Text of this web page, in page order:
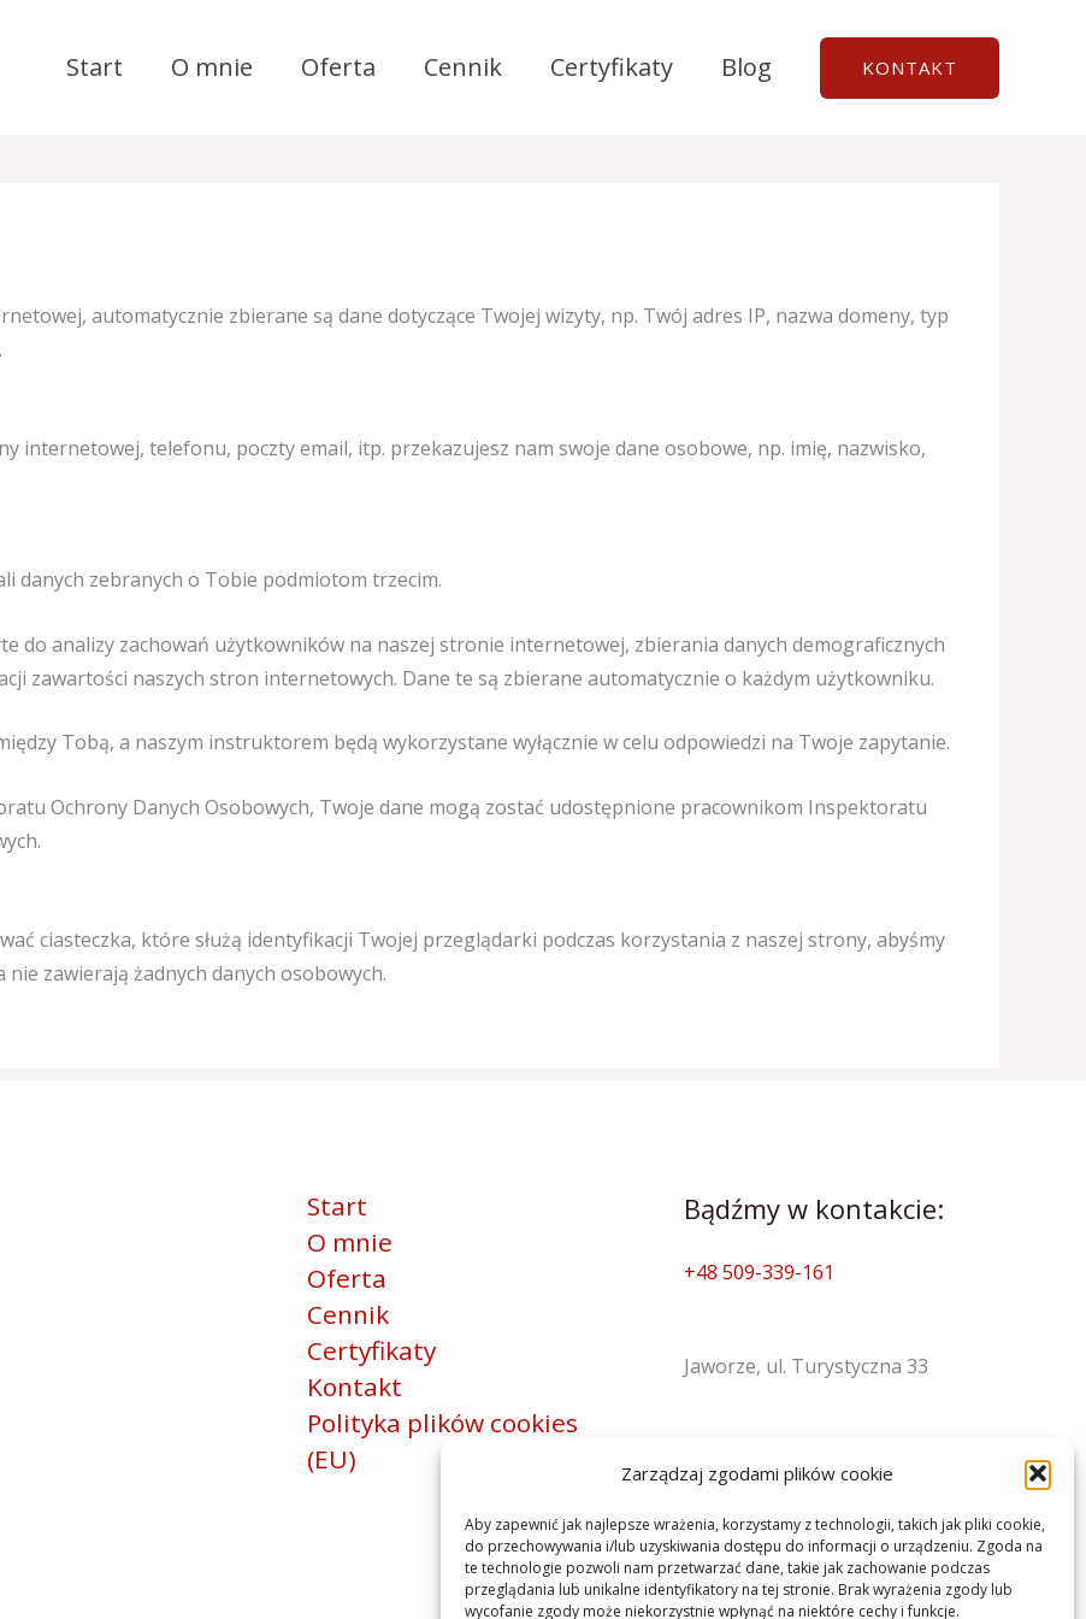
Zarządzaj zgodami plików cookie
Aby zapewnić jak najlepsze wrażenia, korzystamy z technologii, takich jak pliki cookie,
do przechowywania i/lub uzyskiwania dostępu do informacji o urządzeniu. Zgoda na
te technologie pozwoli nam przetwarzać dane, takie jak zachowanie podczas
przeglądania lub unikalne identyfikatory na tej stronie. Brak wyrażenia zgody lub
wycofanie zgody może niekorzystnie wpłynąć na niektóre cechy i funkcje.
Start O mnie Oferta Cennik Certyfikaty Blog KONTAKT
automatycznie zbierane są dane dotyczące Twojej wizyty, np. Twój adres IP, nazwa domeny, typ
internetowej, telefonu, poczty email, itp. przekazujesz nam swoje dane osobowe, np. imię, nazwisko,
danych zebranych o Tobie podmiotom trzecim.
do analizy zachowań użytkowników na naszej stronie internetowej, zbierania danych demograficznych
zawartości naszych stron internetowych. Dane te są zbierane automatycznie o każdym użytkowniku.
Tobą, a naszym instruktorem będą wykorzystane wyłącznie w celu odpowiedzi na Twoje zapytanie.
Ochrony Danych Osobowych, Twoje dane mogą zostać udostępnione pracownikom Inspektoratu
ciasteczka, które służą identyfikacji Twojej przeglądarki podczas korzystania z naszej strony, abyśmy
zawierają żadnych danych osobowych.
Start
O mnie
Oferta
Cennik
Certyfikaty
Kontakt
Polityka plików cookies
(EU)
Bądźmy w kontakcie:
+48 509-339-161
Jaworze, ul. Turystyczna 33
pon-pt: 8:00 - 20:00